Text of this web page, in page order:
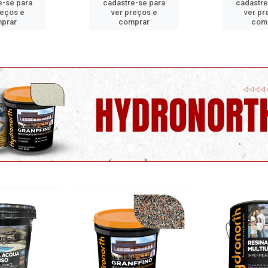
se para
e
cadastre-se para
ver preços e
comprar
ver